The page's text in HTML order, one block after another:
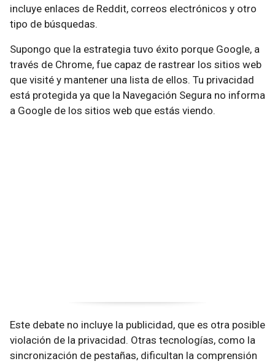
incluye enlaces de Reddit, correos electrónicos y otro
tipo de búsquedas.
Supongo que la estrategia tuvo éxito porque Google, a
través de Chrome, fue capaz de rastrear los sitios web
que visité y mantener una lista de ellos. Tu privacidad
está protegida ya que la Navegación Segura no informa
a Google de los sitios web que estás viendo.
Este debate no incluye la publicidad, que es otra posible
violación de la privacidad. Otras tecnologías, como la
sincronización de pestañas, dificultan la comprensión